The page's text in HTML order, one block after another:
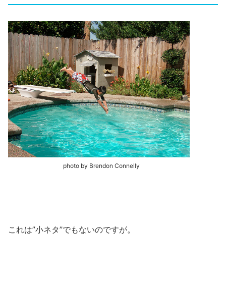
photo by Brendon Connelly
これは”小ネタ”でもないのですが。